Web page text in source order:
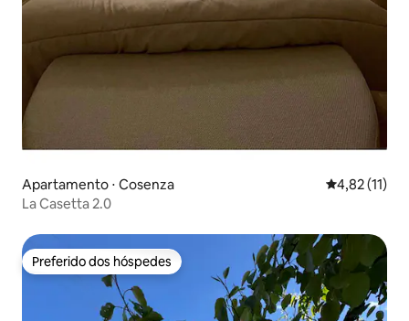
Apartamento ⋅ Cosenza 4,82 de uma
4,82 (11)
La Casetta 2.0
Preferido dos hóspedes
Preferido dos hóspedes